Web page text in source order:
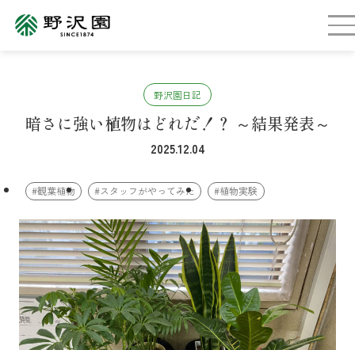
野沢園日記
暗さに強い植物はどれだ！？ ～結果発表～
2025.12.04
#観葉植物 #スタッフがやってみた #植物実験